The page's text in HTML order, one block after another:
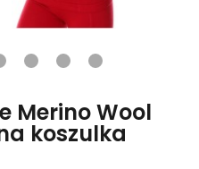
Merino Wool
koszulka